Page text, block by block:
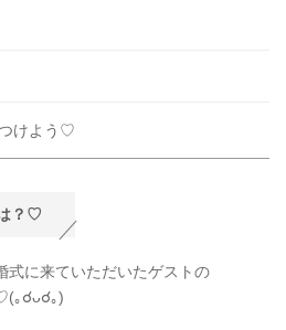
けよう♡
？♡
式に来ていただいたゲストの
｡☌ᴗ☌｡)